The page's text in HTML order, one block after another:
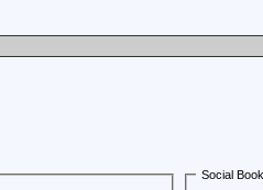
Social